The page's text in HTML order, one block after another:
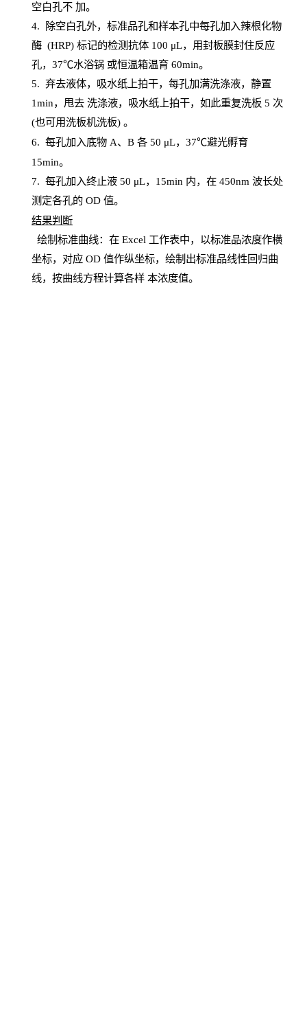
空白孔不 加。
4.
除空白孔外，标准品孔和样本孔中每孔加入辣根化物
酶 (HRP) 标记的检测抗体 100 μL，用封板膜封住反应
孔， 37℃水浴锅 或恒温箱温育60min。
5. 弃去液体，吸水纸上拍干，每孔加满洗涤液，静置
1min，甩去 洗涤液，吸水纸上拍干，如此重复洗板 5 次
(也可用洗板机洗板) 。
6. 每孔加入底物A、B 各 50 μL，37℃避光孵育
15min。
7. 每孔加入终止液 50 μL， 15min 内，在450nm 波长处
测定各孔的 OD 值。
结果判断
绘制标准曲线：在 Excel 工作表中，以标准品浓度作横
坐标，对应OD 值作纵坐标，绘制出标准品线性回归曲
线，按曲线方程计算各样 本浓度值。